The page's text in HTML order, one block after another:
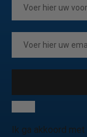
Ik ga akkoord met